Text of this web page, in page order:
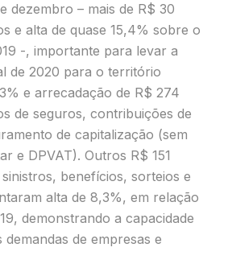
dezembro – mais de R$ 30
e alta de quase 15,4% sobre o
-, importante para levar a
de 2020 para o território
e arrecadação de R$ 274
de seguros, contribuições de
de capitalização (sem
e DPVAT). Outros R$ 151
benefícios, sorteios e
alta de 8,3%, em relação
demonstrando a capacidade
demandas de empresas e